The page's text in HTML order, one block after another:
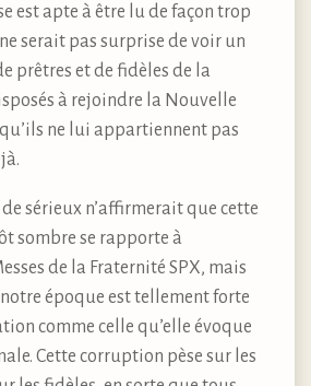
est apte à être lu de façon trop
serait pas surprise de voir un
prêtres et de fidèles de la
à rejoindre la Nouvelle
ne lui appartiennent pas
sérieux n’affirmerait que cette
sombre se rapporte à
de la Fraternité SPX, mais
époque est tellement forte
comme celle qu’elle évoque
Cette corruption pèse sur les